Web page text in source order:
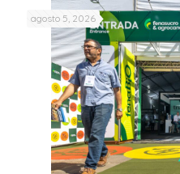
agosto 5, 2026